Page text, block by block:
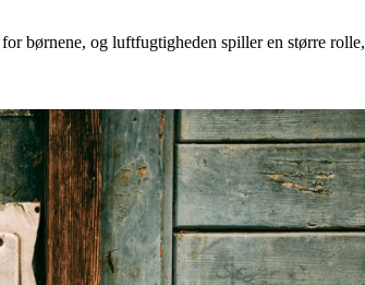
børnene, og luftfugtigheden spiller en større rolle,